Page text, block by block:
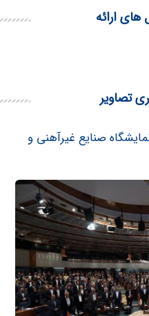
های ارائه
تصاویر
صنایع غیرآهنی و